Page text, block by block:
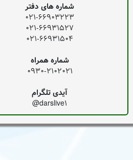
شماره های دفتر
021-66903223
021-66931527
021-66931504
شماره همراه
0930-2102021
آیدی تلگرام
darslive1@